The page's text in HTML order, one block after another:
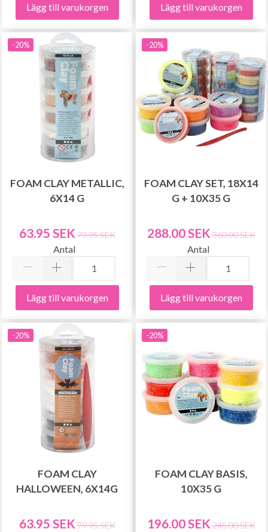
Lägg till varukorgen Lägg till varukorgen
-20%
FOAM CLAY METALLIC,
6X14 G
63.95 SEK 79.95 SEK
Antal
Lägg till varukorgen
-20%
FOAM CLAY SET, 18X14
G + 10X35 G
288.00 SEK 360.00 SEK
Antal
Lägg till varukorgen
-20%
FOAM CLAY
HALLOWEEN, 6X14G
63.95 SEK 79.95 SEK
-20%
FOAM CLAY BASIS,
10X35 G
196.00 SEK 245.00 SEK
Spara upp till 50%!
exklusiv tillgång till inspirerande